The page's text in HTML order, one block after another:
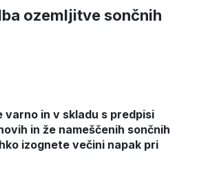
ozemljitve sončnih
varno in v skladu s predpisi
in že nameščenih sončnih
izognete večini napak pri